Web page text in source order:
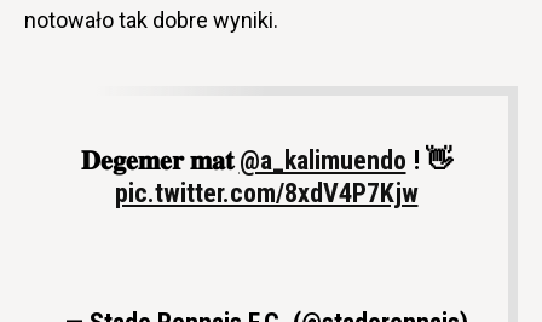
notowało tak dobre wyniki.
𝐃𝐞𝐠𝐞𝐦𝐞𝐫 𝐦𝐚𝐭@a_kalimuendo ! 👋
pic.twitter.com/8xdV4P7Kjw